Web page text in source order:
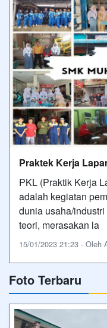
Praktek Kerja
PKL (Praktik Kerja
adalah kegiatan
dunia usaha/
teori, merasakan la
15/01/2023 21:23 - Oleh
Foto Terbaru